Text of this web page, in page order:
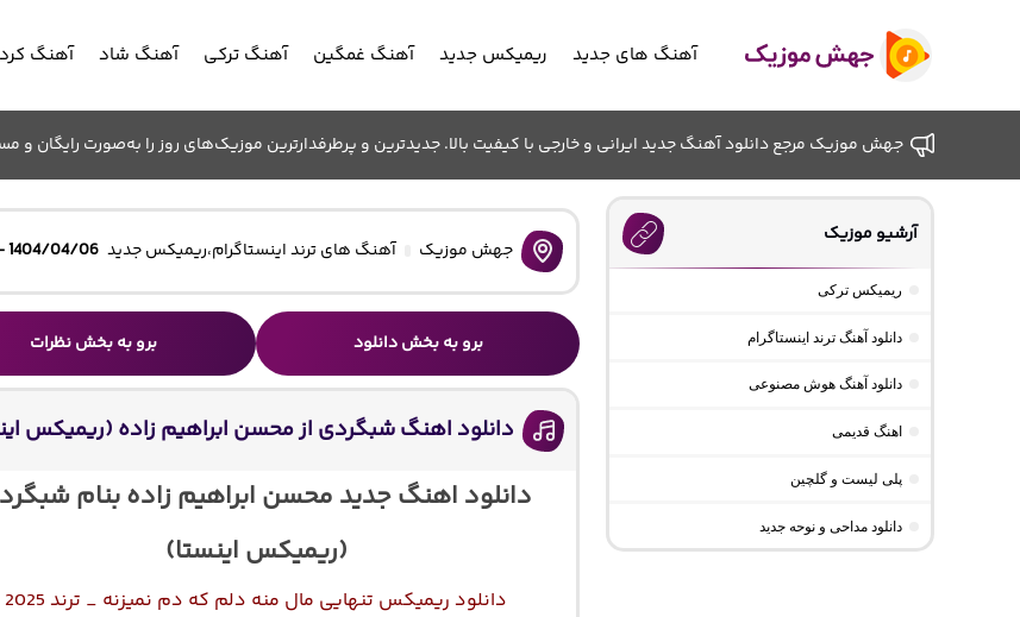
آهنگ های جدید ریمیکس جدید آهنگ غمگین آهنگ ترکی آهنگ شاد آهنگ
جهش موزیک مرجع دانلود آهنگ جدید ایرانی و خارجی با کیفیت بالا. جدیدترین و پرطرفدارترین موزیک‌های روز را به‌صورت رایگان و
جهش موزیک آهنگ های ترند اینستاگرام،ریمیکس جدید 1404/04/06 - ۰۹:۳۲
برو به بخش دانلود برو به بخش نظرات
دانلود اهنگ شبگردی از محسن ابراهیم زاده (ریمیکس
دانلود اهنگ جدید محسن ابراهیم زاده بنام
(ریمیکس اینستا)
دانلود ریمیکس تنهایی مال منه دلم که دم نمیزنه _ ترند 2025
آرشیو موزیک
ریمیکس ترکی
دانلود آهنگ ترند اینستاگرام
دانلود آهنگ هوش مصنوعی
اهنگ قدیمی
پلی لیست و گلچین
دانلود مداحی و نوحه جدید